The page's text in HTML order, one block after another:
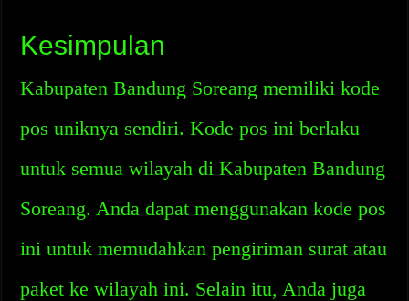
Kesimpulan
Kabupaten Bandung Soreang memiliki kode
pos uniknya sendiri. Kode pos ini berlaku
untuk semua wilayah di Kabupaten Bandung
Soreang. Anda dapat menggunakan kode pos
ini untuk memudahkan pengiriman surat atau
paket ke wilayah ini. Selain itu, Anda juga